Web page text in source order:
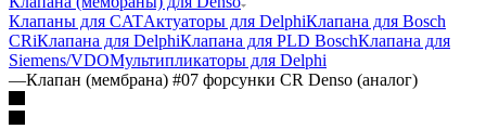
Клапаны для CATАктуаторы для DelphiКлапана для Bosch
CRiКлапана для DelphiКлапана для PLD BoschКлапана для
Siemens/VDOМультипликаторы для Delphi
—Клапан (мембрана) #07 форсунки CR Denso (аналог)